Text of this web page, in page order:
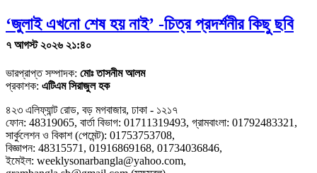
‘জুলাই এখনো শেষ হয় নাই’ -চিত্র প্রদর্শনীর কিছু ছবি
৭ আগস্ট ২০২৬ ২১:৪০
ভারপ্রাপ্ত সম্পাদক: মোঃ তাসনীম আলম
প্রকাশক: এটিএম সিরাজুল হক
৪২৩ এলিফ্যান্ট রোড, বড় মগবাজার, ঢাকা - ১২১৭
ফোন: 48319065, বার্তা বিভাগ: 01711319493, গ্রামবাংলা: 01792483321,
সার্কুলেশন ও বিকাশ (পেমেন্ট): 01753753708,
বিজ্ঞাপন: 48315571, 01916869168, 01734036846,
ইমেইল: weeklysonarbangla@yahoo.com,